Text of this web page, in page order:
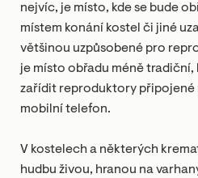
nejvíc, je místo, kde se bude
místem konání kostel či jiné
většinou uzpůsobené pro
je místo obřadu méně
zařídit reproduktory připojené
mobilní telefon.
V kostelech a některých
hudbu živou, hranou na